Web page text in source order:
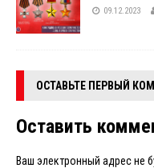
09.12.2023
ОСТАВЬТЕ ПЕРВЫЙ
Оставить
Ваш электронный адрес не